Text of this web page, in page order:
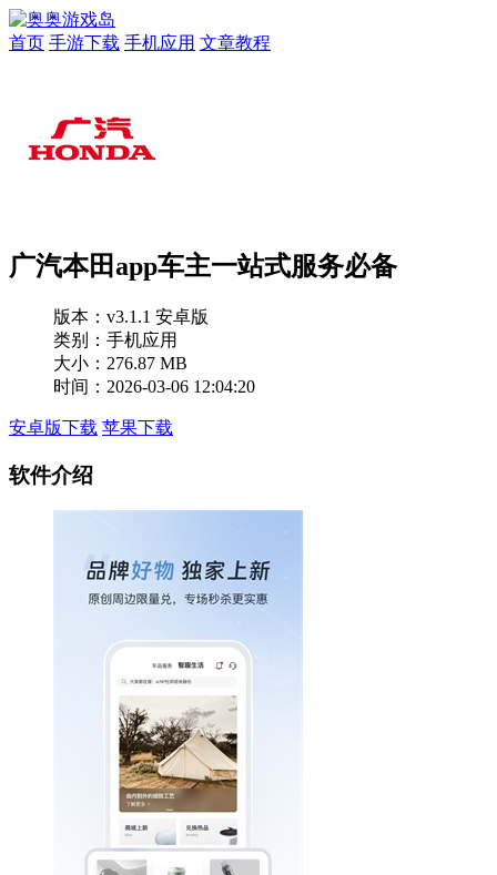
首页 手游下载 手机应用 文章教程
广汽本田app车主一站式服务必备
版本： v3.1.1 安卓版
类别：手机应用
大小：276.87 MB
时间：2026-03-06 12:04:20
安卓版下载 苹果下载
软件介绍